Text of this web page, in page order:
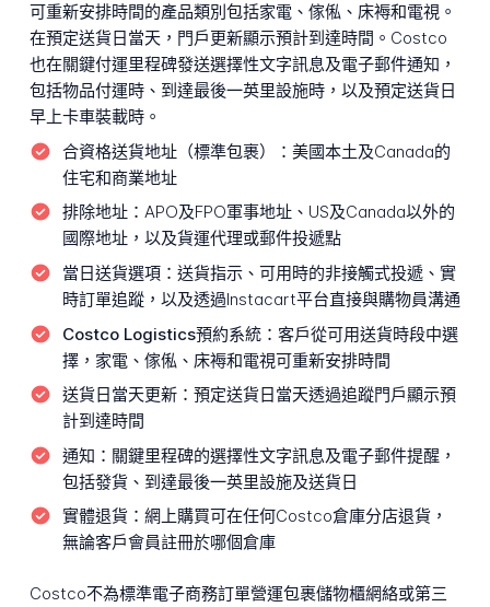
可重新安排時間的產品類別包括家電、傢俬、床褥和電視。
在預定送貨日當天，門戶更新顯示預計到達時間。Costco
也在關鍵付運里程碑發送選擇性文字訊息及電子郵件通知，
包括物品付運時、到達最後一英里設施時，以及預定送貨日
早上卡車裝載時。
合資格送貨地址（標準包裹）： 美國本土及Canada的
住宅和商業地址
排除地址： APO及FPO軍事地址、US及Canada以外的
國際地址，以及貨運代理或郵件投遞點
當日送貨選項： 送貨指示、可用時的非接觸式投遞、實
時訂單追蹤，以及透過Instacart平台直接與購物員溝通
Costco Logistics預約系統： 客戶從可用送貨時段中選
擇，家電、傢俬、床褥和電視可重新安排時間
送貨日當天更新： 預定送貨日當天透過追蹤門戶顯示預
計到達時間
通知： 關鍵里程碑的選擇性文字訊息及電子郵件提醒，
包括發貨、到達最後一英里設施及送貨日
實體退貨： 網上購買可在任何Costco倉庫分店退貨，
無論客戶會員註冊於哪個倉庫
Costco不為標準電子商務訂單營運包裹儲物櫃網絡或第三